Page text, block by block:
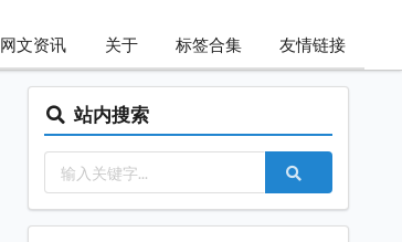
网文资讯 关于 标签合集 友情链接
站内搜索